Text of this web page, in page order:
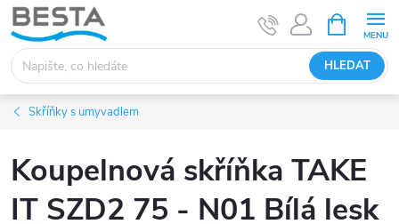
Přejít
na
obsah
HLEDAT
NÁKUPNÍ
KOŠÍK
Skříňky s umyvadlem
Koupelnová skříňka TAKE
IT SZD2 75 - N01 Bílá lesk